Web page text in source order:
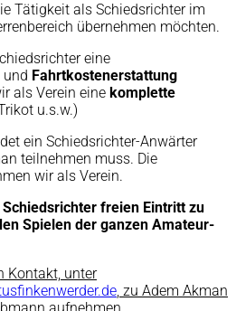
Tätigkeit als Schiedsrichter im
übernehmen möchten.
eine
und Fahrtkostenerstattung
als Verein eine komplette
u.s.w.)
ein Schiedsrichter-Anwärter
teilnehmen muss. Die
wir als Verein.
freien Eintritt zu
Spielen der ganzen Amateur-
Kontakt, unter
, zu Adem Akman